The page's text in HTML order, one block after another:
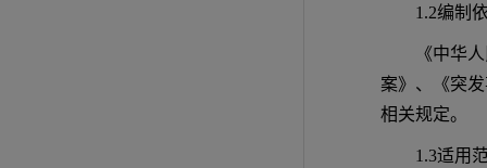
1.2编制
《中华
案》、《突
相关规定。
1.3适用